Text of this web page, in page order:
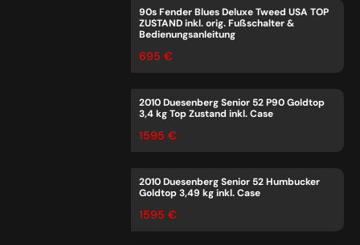
90s Fender Blues Deluxe Tweed USA TOP
ZUSTAND inkl. orig. Fußschalter &
Bedienungsanleitung
695 €
2010 Duesenberg Senior 52 P90 Goldtop
3,4 kg Top Zustand inkl. Case
1595 €
2010 Duesenberg Senior 52 Humbucker
Goldtop 3,49 kg inkl. Case
1595 €